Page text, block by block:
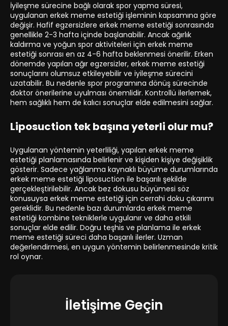
İyileşme sürecine bağlı olarak spor yapma süresi,
uygulanan erkek meme estetiği işleminin kapsamına göre
değişir. Hafif egzersizlere erkek meme estetiği sonrasında
genellikle 2-3 hafta içinde başlanabilir. Ancak ağırlık
kaldırma ve yoğun spor aktiviteleri için erkek meme
estetiği sonrası en az 4-6 hafta beklenmesi önerilir. Erken
dönemde yapılan ağır egzersizler, erkek meme estetiği
sonuçlarını olumsuz etkileyebilir ve iyileşme sürecini
uzatabilir. Bu nedenle spor programına dönüş sürecinde
doktor önerilerine uyulması önemlidir. Kontrollü ilerlemek,
hem sağlıklı hem de kalıcı sonuçlar elde edilmesini sağlar.
Liposuction tek başına yeterli olur mu?
Uygulanan yöntemin yeterliliği, yapılan erkek meme
estetiği planlamasında belirlenir ve kişiden kişiye değişiklik
gösterir. Sadece yağlanma kaynaklı büyüme durumlarında
erkek meme estetiği liposuction ile başarılı şekilde
gerçekleştirilebilir. Ancak bez dokusu büyümesi söz
konusuysa erkek meme estetiği için cerrahi doku çıkarımı
gereklidir. Bu nedenle bazı durumlarda erkek meme
estetiği kombine tekniklerle uygulanır ve daha etkili
sonuçlar elde edilir. Doğru teşhis ve planlama ile erkek
meme estetiği süreci daha başarılı ilerler. Uzman
değerlendirmesi, en uygun yöntemin belirlenmesinde kritik
rol oynar.
İletişime Geçin